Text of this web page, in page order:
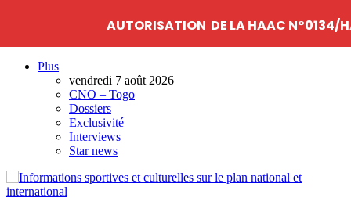
Plus
vendredi 7 août 2026
CNO – Togo
Dossiers
Exclusivité
Interviews
Star news
AUTORISATION DE LA HAAC